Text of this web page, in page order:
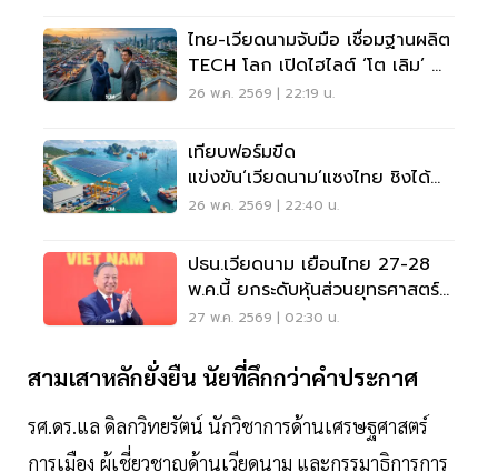
ไทย-เวียดนามจับมือ เชื่อมฐานผลิต
TECH โลก เปิดไฮไลต์ ‘โต เลิม’ นำ
ทัพเยือนไทย
26 พ.ค. 2569 | 22:19 น.
เทียบฟอร์มขีด
แข่งขัน‘เวียดนาม’แซงไทย ชิงได้
เปรียบส่งออก-ฐานผลิตใหม่โลก
26 พ.ค. 2569 | 22:40 น.
ปธน.เวียดนาม เยือนไทย 27-28
พ.ค.นี้ ยกระดับหุ้นส่วนยุทธศาสตร์
รอบด้าน
27 พ.ค. 2569 | 02:30 น.
สามเสาหลักยั่งยืน นัยที่ลึกกว่าคำประกาศ
รศ.ดร.แล ดิลกวิทยรัตน์ นักวิชาการด้านเศรษฐศาสตร์
การเมือง ผู้เชี่ยวชาญด้านเวียดนาม และกรรมาธิการการ